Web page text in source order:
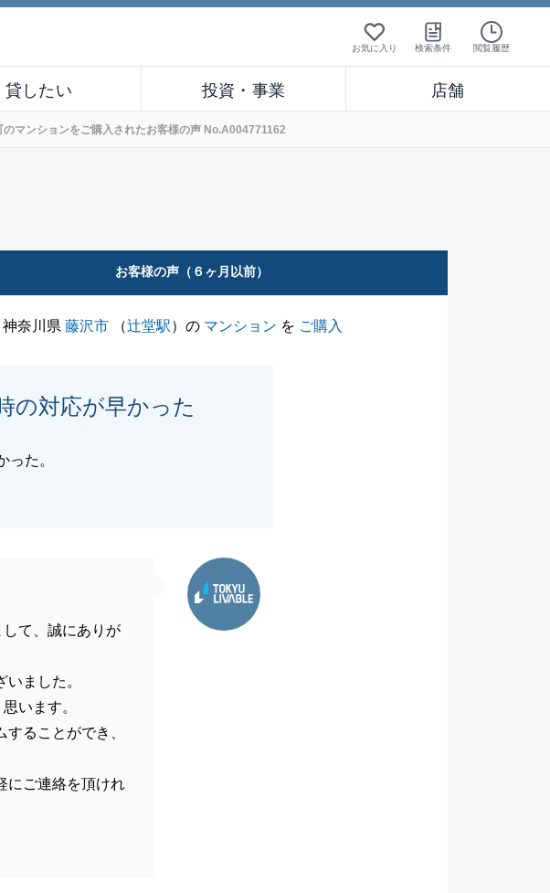
お気に入り 検索条件 閲覧履歴
貸したい 投資・事業 店舗
マンションをご購入されたお客様の声 No.A004771162
お客様の声（６ヶ月以前）
神奈川県藤沢市 （辻堂駅）の マンション を ご購入
の対応が早かった
た。
て、誠にありが
ました。
います。
ることができ、
にご連絡を頂けれ